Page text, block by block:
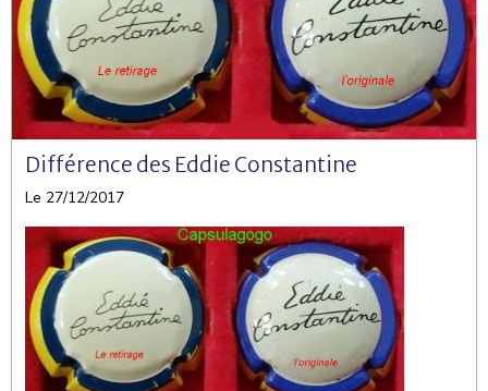
Différence des Eddie Constantine
Le 27/12/2017